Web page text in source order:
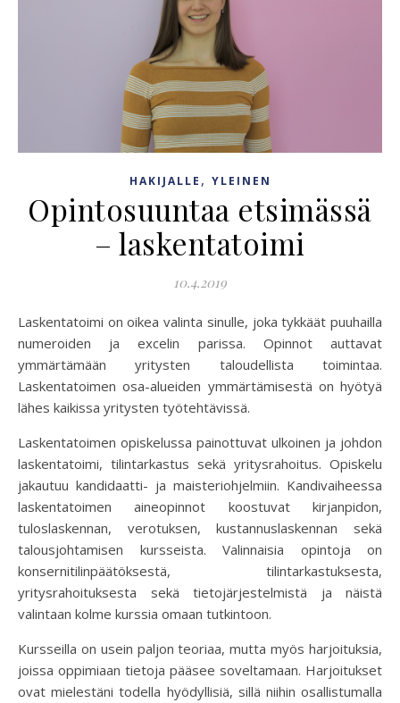
HAKIJALLE , YLEINEN
Opintosuuntaa etsimässä
– laskentatoimi
10.4.2019
Laskentatoimi on oikea valinta sinulle, joka tykkäät puuhailla
numeroiden ja excelin parissa. Opinnot auttavat
ymmärtämään yritysten taloudellista toimintaa.
Laskentatoimen osa-alueiden ymmärtämisestä on hyötyä
lähes kaikissa yritysten työtehtävissä.
Laskentatoimen opiskelussa painottuvat ulkoinen ja johdon
laskentatoimi, tilintarkastus sekä yritysrahoitus. Opiskelu
jakautuu kandidaatti- ja maisteriohjelmiin. Kandivaiheessa
laskentatoimen aineopinnot koostuvat kirjanpidon,
tuloslaskennan, verotuksen, kustannuslaskennan sekä
talousjohtamisen kursseista. Valinnaisia opintoja on
konsernitilinpäätöksestä, tilintarkastuksesta,
yritysrahoituksesta sekä tietojärjestelmistä ja näistä
valintaan kolme kurssia omaan tutkintoon.
Kursseilla on usein paljon teoriaa, mutta myös harjoituksia,
joissa oppimiaan tietoja pääsee soveltamaan. Harjoitukset
ovat mielestäni todella hyödyllisiä, sillä niihin osallistumalla